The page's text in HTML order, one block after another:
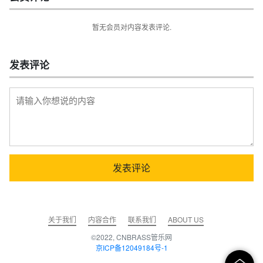
暂无会员对内容发表评论.
发表评论
关于我们 内容合作 联系我们
ABOUT US
©2022, CNBRASS管乐网
京ICP备12049184号-1